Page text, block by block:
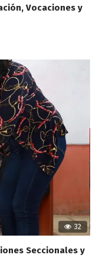
Vocaciones y
32
Seccionales y